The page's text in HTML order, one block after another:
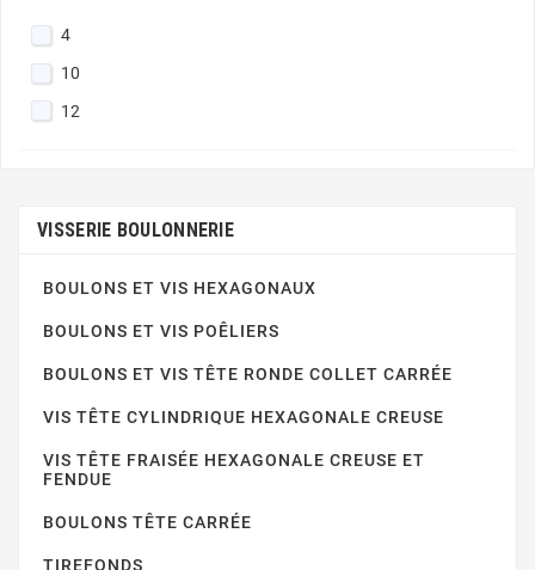
4
10
12
VISSERIE BOULONNERIE
BOULONS ET VIS HEXAGONAUX
BOULONS ET VIS POÊLIERS
BOULONS ET VIS TÊTE RONDE COLLET CARRÉE
VIS TÊTE CYLINDRIQUE HEXAGONALE CREUSE
VIS TÊTE FRAISÉE HEXAGONALE CREUSE ET
FENDUE
BOULONS TÊTE CARRÉE
TIREFONDS